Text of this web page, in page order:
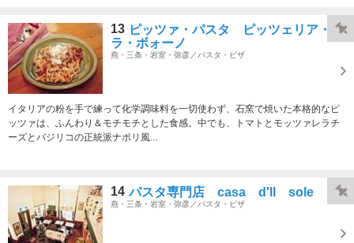
13 ピッツァ・パスタ ピッツェリア・
ラ・ボォーノ
燕・三条・岩室・弥彦／パスタ・ピザ
イタリアの粉を手で練って化学調味料を一切使わず、石窯で焼いた本格的なピ
ッツァは、ふんわり＆モチモチとした食感。中でも、トマトとモッツァレラチ
ーズとバジリコの正統派ナポリ風...
14 パスタ専門店 casa d'll sole
燕・三条・岩室・弥彦／パスタ・ピザ